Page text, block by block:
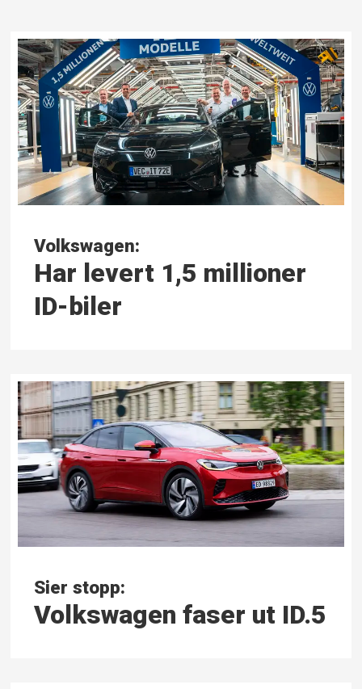
Volkswagen:
Har levert 1,5 millioner
ID-biler
Sier stopp:
Volkswagen faser ut ID.5